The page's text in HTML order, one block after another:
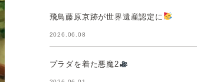
飛鳥藤原京跡が世界遺産認定に
2026.06.08
プラダを着た悪魔2